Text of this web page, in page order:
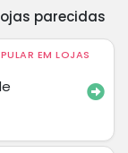
parecidas
EM LOJAS